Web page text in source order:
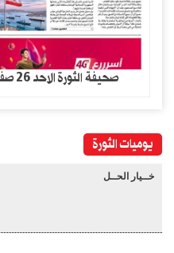
صحيفة الثورة الاحد 26 صفر 1448- 9 اغسطس 2026
يوميات الثورة
خــيار الحــل